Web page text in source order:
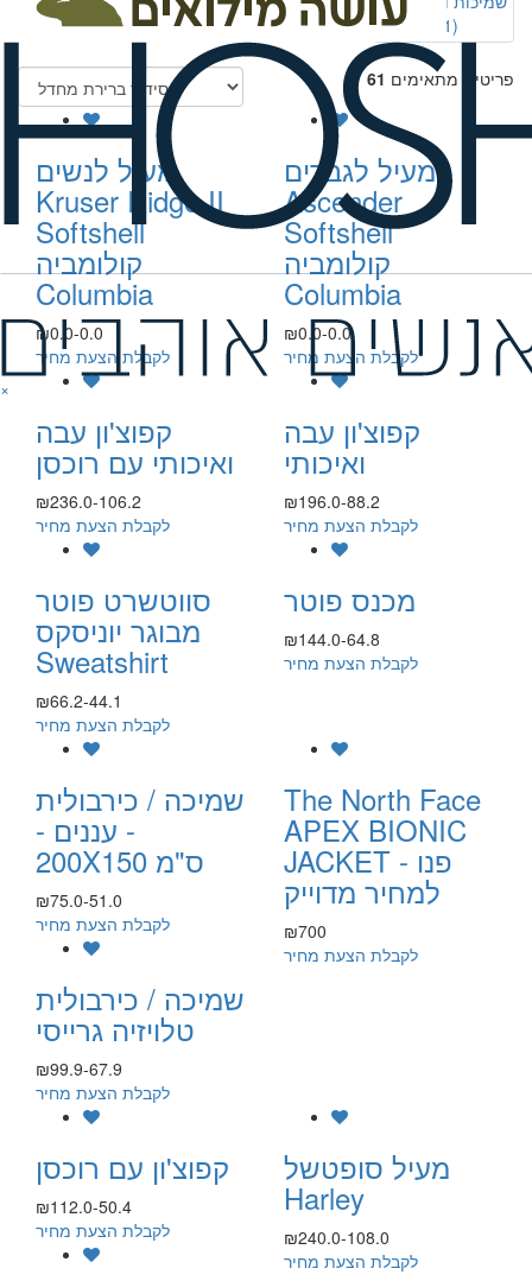
×
(21)
61 פריטים מתאימים
מעיל לגברים
Ascender
Softshell
קולומביה
Columbia
₪0.0-0.0
לקבלת הצעת מחיר
מעיל לנשים
Kruser Ridge II
Softshell
קולומביה
Columbia
₪0.0-0.0
לקבלת הצעת מחיר
קפוצ'ון עבה
ואיכותי
₪196.0-88.2
לקבלת הצעת מחיר
קפוצ'ון עבה
ואיכותי עם רוכסן
₪236.0-106.2
לקבלת הצעת מחיר
מכנס פוטר
₪144.0-64.8
לקבלת הצעת מחיר
סווטשרט פוטר
מבוגר יוניסקס
Sweatshirt
₪66.2-44.1
לקבלת הצעת מחיר
The North Face
APEX BIONIC
JACKET - פנו
למחיר מדוייק
₪700
לקבלת הצעת מחיר
שמיכה / כירבולית
- עננים -
200X150 ס"מ
₪75.0-51.0
לקבלת הצעת מחיר
שמיכה / כירבולית
טלויזיה גרייסי
₪99.9-67.9
לקבלת הצעת מחיר
מעיל סופטשל
Harley
₪240.0-108.0
לקבלת הצעת מחיר
קפוצ'ון עם רוכסן
₪112.0-50.4
לקבלת הצעת מחיר